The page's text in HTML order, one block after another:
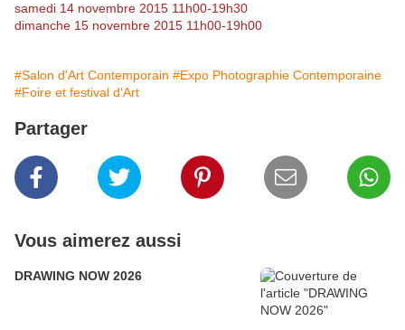
samedi 14 novembre 2015 11h00-19h30
dimanche 15 novembre 2015 11h00-19h00
#Salon d'Art Contemporain #Expo Photographie Contemporaine
#Foire et festival d'Art
Partager
Vous aimerez aussi
DRAWING NOW 2026